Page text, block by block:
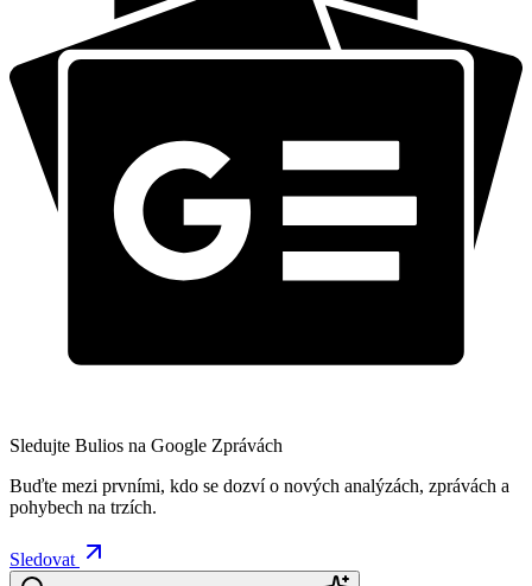
Sledujte Bulios na Google Zprávách
Buďte mezi prvními, kdo se dozví o nových analýzách, zprávách a
pohybech na trzích.
Sledovat